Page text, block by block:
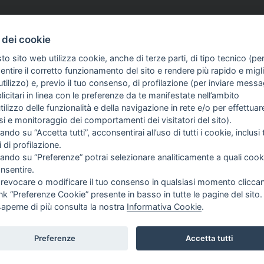
ed aventi la seguente natura: dispositivi medici e dispositivi medico – diagnostici in
e quant’altro) non hanno carattere né natura di pubblicità. Tutti i contenuti
in fase di preacquisto i prodotti venduti da RAM Apparecchi Medicali srl attraverso
SULL'AZIENDA
SIAMO
GUIDA AGLI ACQUISTI
PROCEDURA DI ACQUISTO
DIRITTO DI RECESSO
GESTIONE RESI
dei cookie
sito web utilizza cookie, anche di terze parti, di tipo tecnico (per
il corretto funzionamento del sito e rendere più rapido e
e, previo il tuo consenso, di profilazione (per inviare
in linea con le preferenze da te manifestate nell’ambito
delle funzionalità e della navigazione in rete e/o per
e monitoraggio dei comportamenti dei visitatori del sito).
su “Accetta tutti”, acconsentirai all’uso di tutti i cookie, inclusi
di profilazione.
su “Preferenze” potrai selezionare analiticamente a quali
revocare o modificare il tuo consenso in qualsiasi momento
“Preferenze Cookie” presente in basso in tutte le pagine del sito.
di più consulta la nostra Informativa Cookie.
Preferenze Accetta tutti